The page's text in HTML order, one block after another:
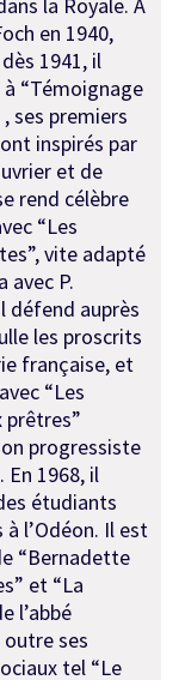
en 1940,
1941, il
“Témoignage
ses premiers
inspirés par
et de
rend célèbre
“Les
vite adapté
avec P.
défend auprès
les proscrits
française, et
“Les
prêtres”
progressiste
En 1968, il
étudiants
l’Odéon. Il est
“Bernadette
et “La
l’abbé
outre ses
tel “Le